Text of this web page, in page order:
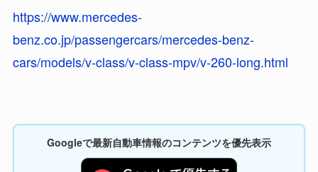
https://www.mercedes-
benz.co.jp/passengercars/mercedes-benz-
cars/models/v-class/v-class-mpv/v-260-long.html
Googleで最新自動車情報のコンテンツを優先表示